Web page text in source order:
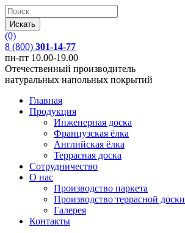
(0)
8 (800) 301-14-77
пн-пт 10.00-19.00
Отечественный производитель
натуральных напольных покрытий
Главная
Продукция
Инженерная доска
Французская ёлка
Английская ёлка
Террасная доска
Сотрудничество
О нас
Производство паркета
Производство террасной доски
Галерея
Контакты